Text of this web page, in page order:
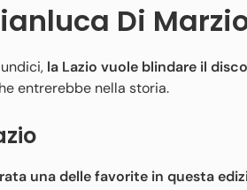
Di
la Lazio vuole blindare il
entrerebbe nella storia.
una delle favorite in questa